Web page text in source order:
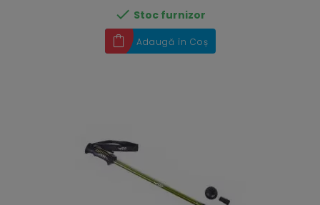
 Stoc furnizor
Adaugă în Coș